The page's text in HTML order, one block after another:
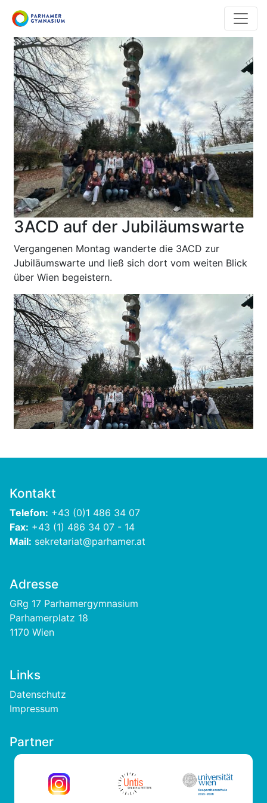
Direkt
zum
Inhalt
3ACD auf der Jubiläumswarte
Vergangenen Montag wanderte die 3ACD zur
Jubiläumswarte und ließ sich dort vom weiten Blick
über Wien begeistern.
Previous Next
Kontakt
Telefon: +43 (0)1 486 34 07
Fax: +43 (1) 486 34 07 - 14
Mail: sekretariat@parhamer.at
Adresse
GRg 17 Parhamergymnasium
Parhamerplatz 18
1170 Wien
Links
Footer
Datenschutz
Impressum
Partner